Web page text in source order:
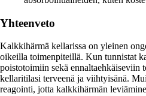
Yhteenveto
Kalkkihärmä kellarissa on yleinen
oikeilla toimenpiteillä. Kun tunnistat
poistotoimiin sekä ennaltaehkäiseviin
kellaritilasi terveenä ja viihtyisänä.
reagointi, jotta kalkkihärmän